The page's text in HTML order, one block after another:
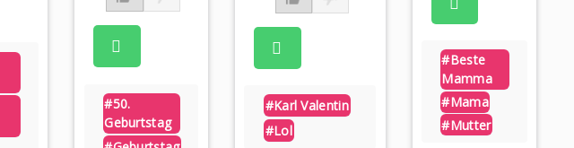
#50.
Geburtstag
#karl Valentin
#lol
#beste
Mamma
#mama
#mutter